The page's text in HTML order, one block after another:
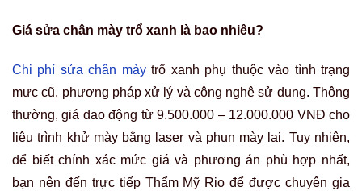
Giá sửa chân mày trổ xanh là bao nhiêu?
Chi phí sửa chân màytrổ xanh phụ thuộc vào tình trạng
mực cũ, phương pháp xử lý và công nghệ sử dụng. Thông
thường, giá dao động từ 9.500.000 – 12.000.000 VNĐ cho
liệu trình khử mày bằng laser và phun mày lại. Tuy nhiên,
để biết chính xác mức giá và phương án phù hợp nhất,
bạn nên đến trực tiếp Thẩm Mỹ Rio để được chuyên gia